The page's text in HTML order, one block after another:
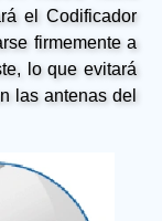
el Codificador
firmemente a
lo que evitará
las antenas del